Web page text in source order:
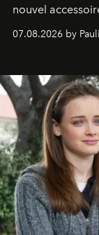
nouvel
07.08.2026 by